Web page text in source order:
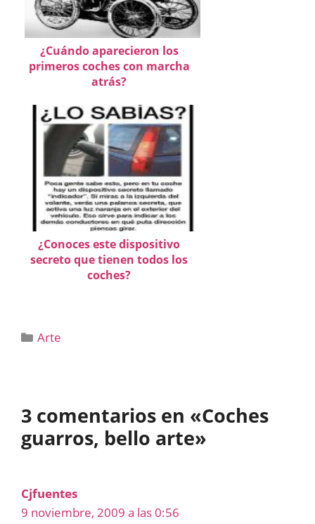
¿Cuándo aparecieron los
primeros coches con marcha
atrás?
¿Conoces este dispositivo
secreto que tienen todos los
coches?
Categorías
Arte
3 comentarios en «Coches
guarros, bello arte»
Cjfuentes
9 noviembre, 2009 a las 0:56